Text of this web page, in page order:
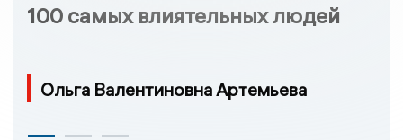
100 самых влиятельных людей
Ольга Валентиновна Артемьева